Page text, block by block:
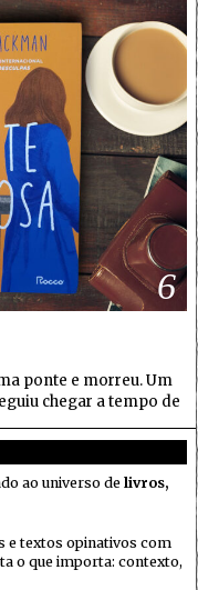
6
ponte e morreu. Um
chegar a tempo de
ao universo de livros,
e textos opinativos com
o que importa: contexto,